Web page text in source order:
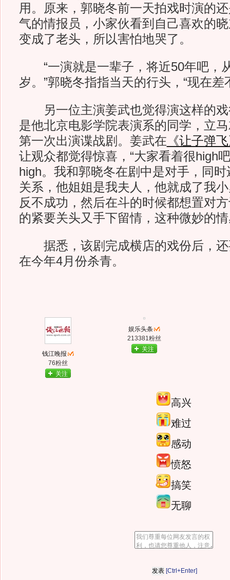
用。原来，郭晓冬前一天拍戏时演的
气的情报员，小家伙看到自己喜欢的
变成了老头，所以害怕地哭了。
“一演就是一辈子，将近50年吧，
岁。”郭晓冬指指当天的行头，“现在差
另一位主演姜武也觉得演这样的戏
是他北京电影学院表演系的同学，立
第一次出演谍战剧。姜武在 《让子弹
让观众都觉得惊喜，“大家看着很high
high。我和郭晓冬在剧中是对手，同
关系，他姐姐是我夫人，他就成了我
反不成功，然后在斗的时候都想置对
的紧要关头又手下留情，这种微妙的
据悉，该剧完成横店的戏份后，还
在今年4月份杀青。
钱江晚报
76粉丝
关注
娱乐头条
213381粉丝
关注
高兴
难过
感动
愤怒
搞笑
无聊
[Ctrl+Enter]